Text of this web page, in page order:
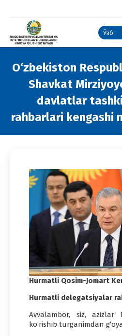
Ўзб
O‘zbekiston
Shavkat
davlatlar
rahbarlari kengashi
Hurmatli Qosim-Jomart
Hurmatli delegatsiyalar
Avvalambor, siz,
ko‘rishib turganimdan